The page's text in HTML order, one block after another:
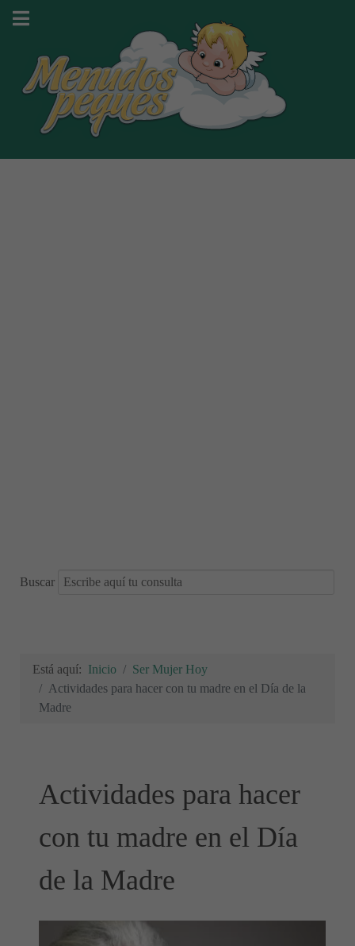
Buscar
Está aquí: Inicio
Ser Mujer Hoy
Actividades para hacer con tu madre en el Día de la
Madre
Actividades para hacer
con tu madre en el Día
de la Madre